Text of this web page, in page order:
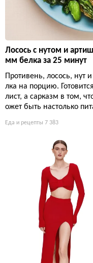
Лосось с нутом и
мм белка за 25 минут
Противень, лосось, нут
лка на порцию.
лист, а сарказм в том,
ожет быть настолько
Еда и рецепты 7 383